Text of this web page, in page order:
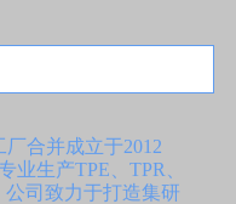
合并成立于2012
业生产TPE、TPR、
司致力于打造集研